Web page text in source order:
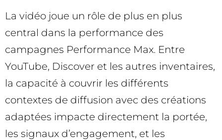
La vidéo joue un rôle de plus en plus
central dans la performance des
campagnes Performance Max. Entre
YouTube, Discover et les autres inventaires,
la capacité à couvrir les différents
contextes de diffusion avec des créations
adaptées impacte directement la portée,
les signaux d’engagement, et les